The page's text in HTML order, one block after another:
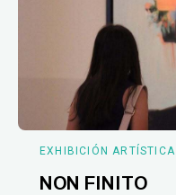
EXHIBICIÓN ARTÍSTICA
NON FINITO